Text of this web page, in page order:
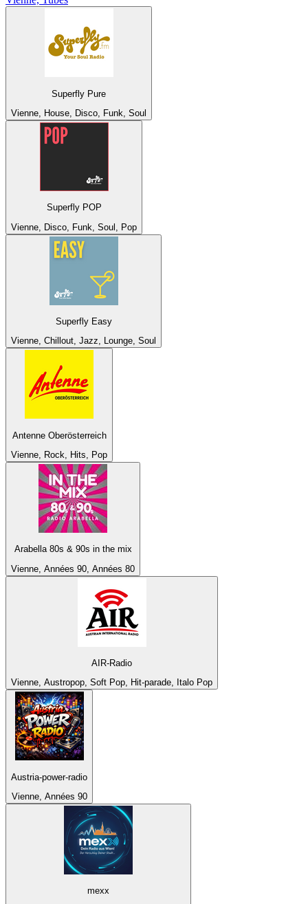
Superfly Pure
Vienne, House, Disco, Funk, Soul
Superfly POP
Vienne, Disco, Funk, Soul, Pop
Superfly Easy
Vienne, Chillout, Jazz, Lounge, Soul
Antenne Oberösterreich
Vienne, Rock, Hits, Pop
Arabella 80s & 90s in the mix
Vienne, Années 90, Années 80
AIR-Radio
Vienne, Austropop, Soft Pop, Hit-parade, Italo Pop
Austria-power-radio
Vienne, Années 90
mexx